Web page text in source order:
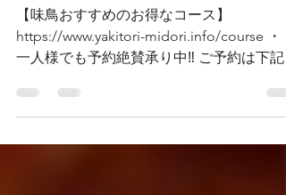
そー‼️
【味鳥おすすめのお得なコース】
一人様でも予約絶賛承り中‼ ご予約は下記
でお電話ください🎵 ☎06-6211-8734 ・ 【夏